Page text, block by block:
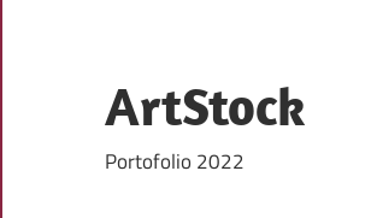
content
ArtStock
Portofolio 2022